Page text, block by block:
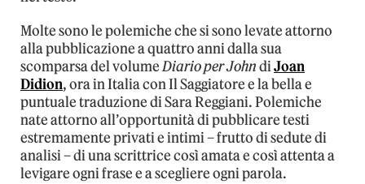
Molte sono le polemiche che si sono levate attorno
alla pubblicazione a quattro anni dalla sua
scomparsa del volumeDiario per JohndiJoan
Didion, ora in Italia con Il Saggiatore e la bella e
puntuale traduzione di Sara Reggiani. Polemiche
nate attorno all’opportunità di pubblicare testi
estremamente privati e intimi – frutto di sedute di
analisi – di una scrittrice così amata e così attenta a
levigare ogni frase e a scegliere ogni parola.